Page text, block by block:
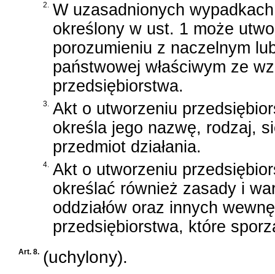
2. W uzasadnionych
określony w ust. 1 może
porozumieniu z naczelnym
państwowej właściwym ze
przedsiębiorstwa.
3. Akt o utworzeniu
określa jego nazwę, rodzaj,
przedmiot działania.
4. Akt o utworzeniu
określać również zasady i
oddziałów oraz innych
przedsiębiorstwa, które
Art. 8. (uchylony).